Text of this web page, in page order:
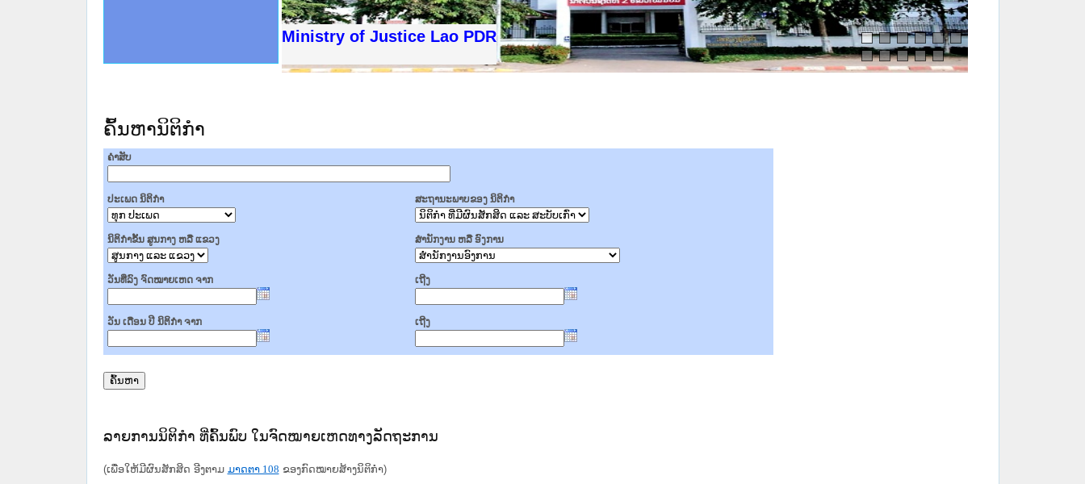
Ministry of Justice Lao PDR
ານສະພາປະຊາຊົນ ພາກເໜືອ
ທາງລັດຖະການ
ສຳລັບ ພາກກາງ
ສຳລັບ ພາກໃຕ້
ວິທະຍາຄານຕຳຫຼວດປະຊາຊົນ
ວິທະຍາຄານສັນຕິບານປະຊາຊົນ
ຂັ້ນແຂວງພາກເໜືອ
ານສະພາປະຊາຊົນ ພາກກາງ
ຄົ້ນຫານິຕິກໍາ
ຄໍາສັບ
ປະເພດ ນິຕິກໍາ ສະຖານະພາບຂອງ ນິຕິກໍາ
ນິຕິກໍາຂັ້ນ ສູນກາງ ຫລື ແຂວງ ສໍານັກງານ ຫລື ອົງການ
ວັນທີ່ລົງ ຈົດໝາຍເຫດ ຈາກ ເຖີງ
ວັນ ເດືອນ ປີ ນິຕິກໍາ ຈາກ ເຖີງ
ລາຍການນິຕິກໍາ ທີ່ຄົ້ນພົບ ໃນຈົດໝາຍເຫດທາງລັດຖະການ
(ເພື່ອໃຫ້ມີຜົນສັກສິດ ອີງຕາມ ມາດ​ຕາ 108 ຂອງກົດໝາຍສ້າງນິຕິກໍາ)